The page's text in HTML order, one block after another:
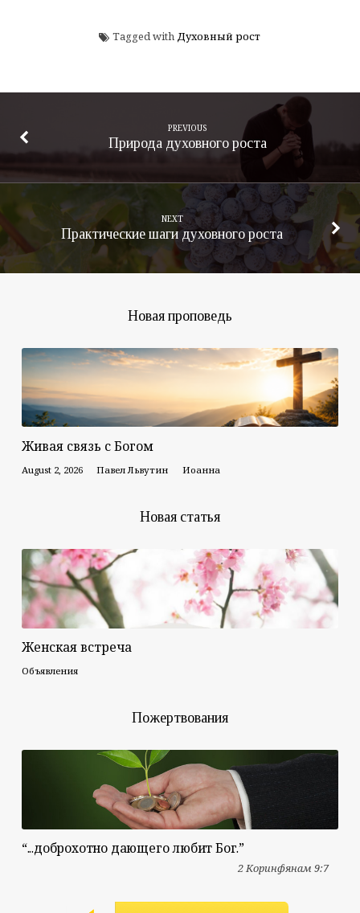
Tagged with Духовный рост
PREVIOUS
Природа духовного роста
NEXT
Практические шаги духовного роста
Новая проповедь
Живая связь с Богом
August 2, 2026 Павел Львутин Иоанна
Новая статья
Женская встреча
Объявления
Пожертвования
“...доброхотно дающего любит Бог.”
2 Коринфянам 9:7